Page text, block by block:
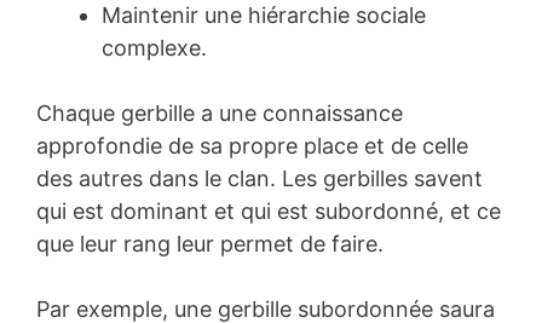
Maintenir une hiérarchie sociale
complexe.
Chaque gerbille a une connaissance
approfondie de sa propre place et de celle
des autres dans le clan. Les gerbilles savent
qui est dominant et qui est subordonné, et ce
que leur rang leur permet de faire.
Par exemple, une gerbille subordonnée saura